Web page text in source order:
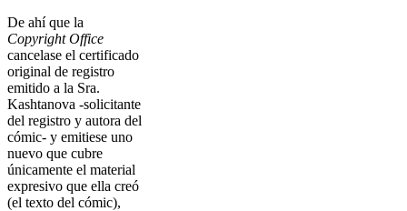
De ahí que la
Copyright Office
cancelase el certificado
original de registro
emitido a la Sra.
Kashtanova -solicitante
del registro y autora del
cómic- y emitiese uno
nuevo que cubre
únicamente el material
expresivo que ella creó
(el texto del cómic),